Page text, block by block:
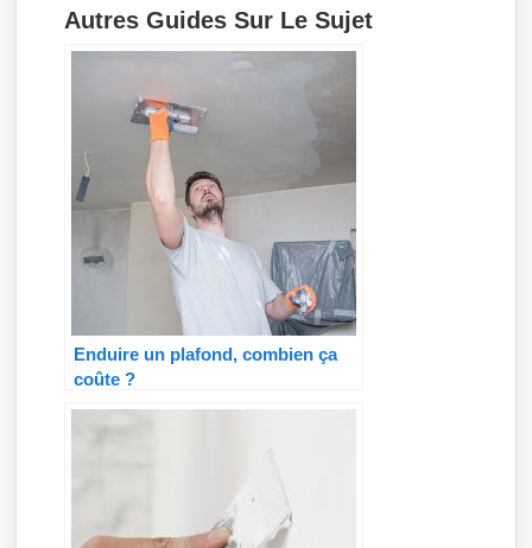
Autres Guides Sur Le Sujet
Enduire un plafond, combien ça
coûte ?